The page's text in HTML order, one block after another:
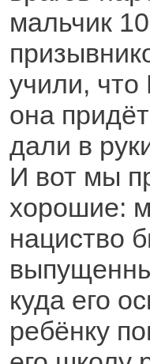
мальчик
учили, что
она
дали в
И вот мы
хорошие:
нациство
куда его
ребёнку